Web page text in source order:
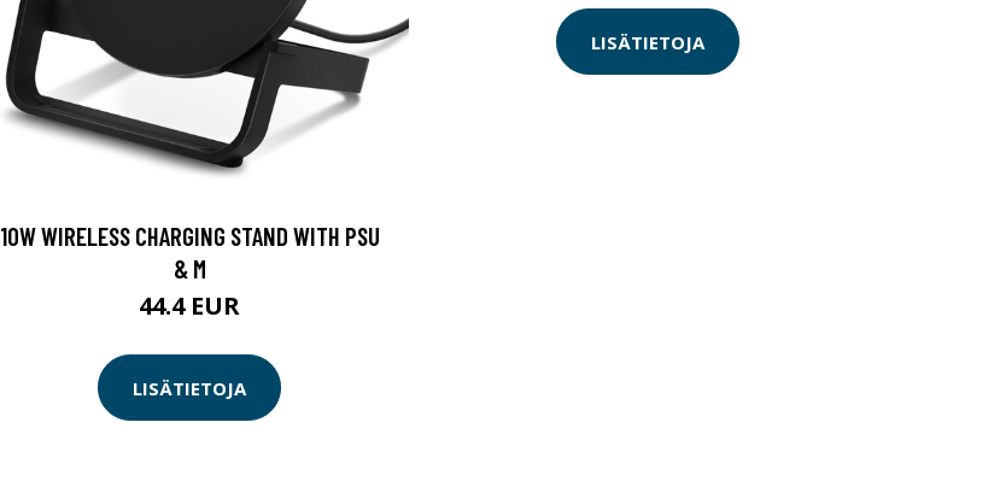
10W WIRELESS CHARGING STAND WITH PSU
& M
44.4 EUR
LISÄTIETOJA
LISÄTIETOJA